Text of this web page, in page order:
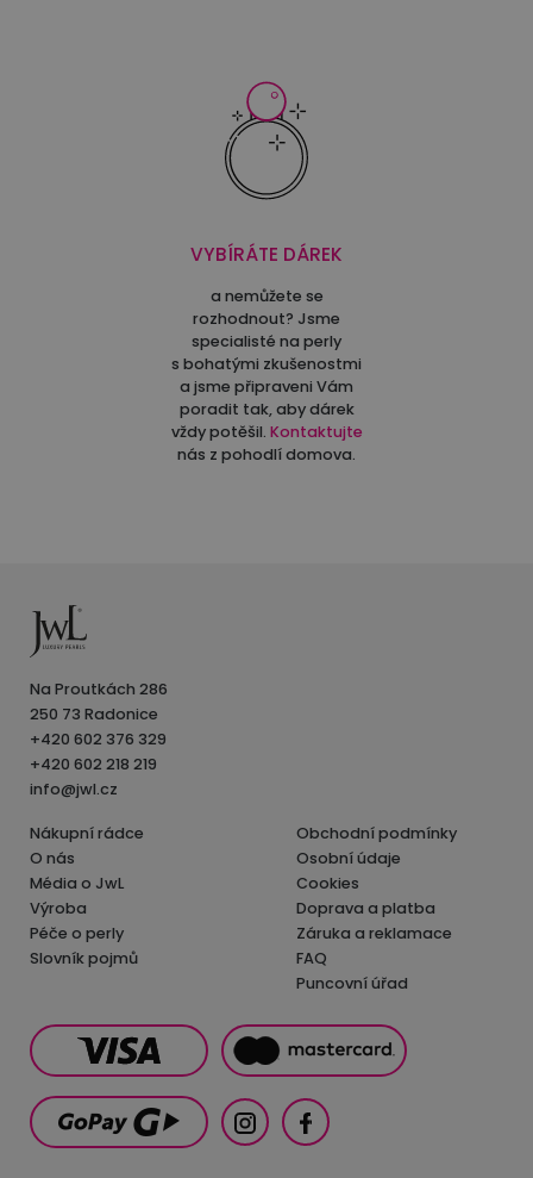
VYBÍRÁTE DÁREK
a nemůžete se
rozhodnout? Jsme
specialisté na perly
s bohatými zkušenostmi
a jsme připraveni Vám
poradit tak, aby dárek
vždy potěšil. Kontaktujte
nás z pohodlí domova.
Na Proutkách 286
250 73 Radonice
+420 602 376 329
+420 602 218 219
info@jwl.cz
Nákupní rádce
O nás
Média o JwL
Výroba
Péče o perly
Slovník pojmů
Obchodní podmínky
Osobní údaje
Cookies
Doprava a platba
Záruka a reklamace
FAQ
Puncovní úřad